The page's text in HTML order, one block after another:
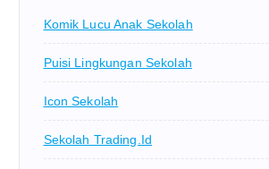
Komik Lucu Anak Sekolah
Puisi Lingkungan Sekolah
Icon Sekolah
Sekolah Trading.id